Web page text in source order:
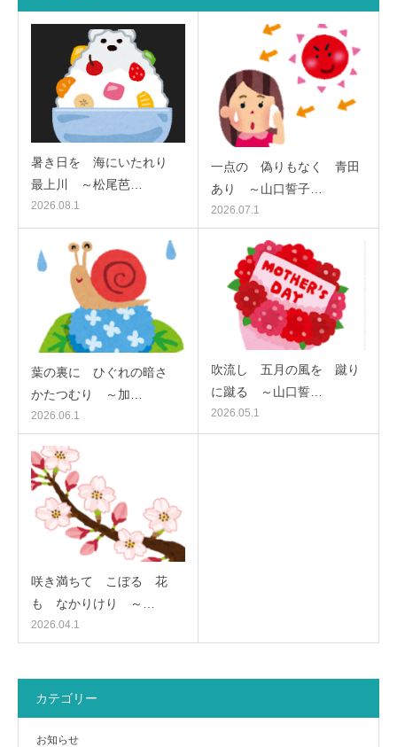
暑き日を 海にいたれり
最上川 ～松尾芭…
2026.08.1
一点の 偽りもなく 青田
あり ～山口誓子…
2026.07.1
葉の裏に ひぐれの暗さ
かたつむり ～加…
2026.06.1
吹流し 五月の風を 蹴り
に蹴る ～山口誓…
2026.05.1
咲き満ちて こぼるゝ花
も なかりけり ～…
2026.04.1
カテゴリー
お知らせ